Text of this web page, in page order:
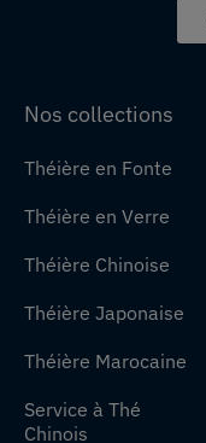
Nos collections
Théière en Fonte
Théière en Verre
Théière Chinoise
Théière Japonaise
Théière Marocaine
Service à Thé
Chinois